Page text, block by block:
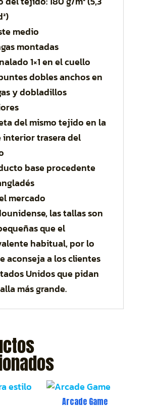
medio
montadas
1×1 en el cuello
dobles anchos en
y dobladillos
del mismo tejido en la
interior trasera del
base procedente
mercado
las tallas son
que el
habitual, por lo
aconseja a los clientes
Unidos que pidan
más grande.
Arcade Game